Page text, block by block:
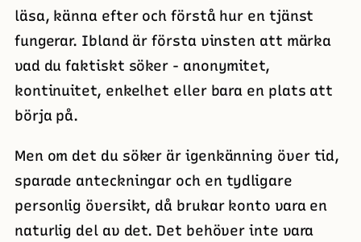
läsa, känna efter och förstå hur en tjänst
fungerar. Ibland är första vinsten att märka
vad du faktiskt söker - anonymitet,
kontinuitet, enkelhet eller bara en plats att
börja på.
Men om det du söker är igenkänning över tid,
sparade anteckningar och en tydligare
personlig översikt, då brukar konto vara en
naturlig del av det. Det behöver inte vara